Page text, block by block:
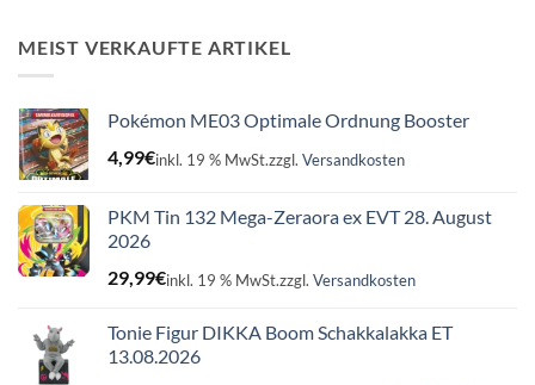
16,99€15,75€.
MEIST VERKAUFTE ARTIKEL
Pokémon ME03 Optimale Ordnung Booster
4,99€inkl. 19 % MwSt.zzgl. Versandkosten
PKM Tin 132 Mega-Zeraora ex EVT 28. August
2026
29,99€inkl. 19 % MwSt.zzgl. Versandkosten
Tonie Figur DIKKA Boom Schakkalakka ET
13.08.2026